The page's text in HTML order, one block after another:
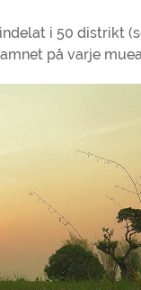
i 50 distrikt
på varje